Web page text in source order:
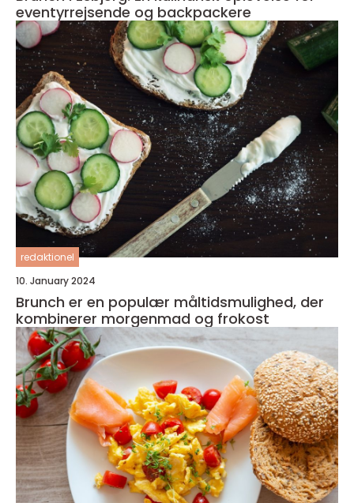
eventyrrejsende og backpackere
redaktionel
10. January 2024
Brunch er en populær måltidsmulighed, der
kombinerer morgenmad og frokost